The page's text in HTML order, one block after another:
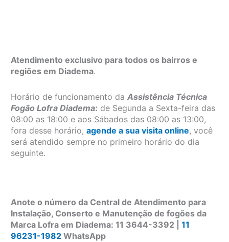
Atendimento exclusivo para todos os bairros e
regiões em Diadema.
Horário de funcionamento daAssistência Técnica
Fogão Lofra Diadema: de Segunda a Sexta-feira das
08:00 as 18:00 e aos Sábados das 08:00 as 13:00,
fora desse horário,agende a sua visita online, você
será atendido sempre no primeiro horário do dia
seguinte.
Anote o número da Central de Atendimento para
Instalação, Conserto e Manutenção de fogões da
Marca Lofra em Diadema: 11 3644-3392 |11
96231-1982 WhatsApp